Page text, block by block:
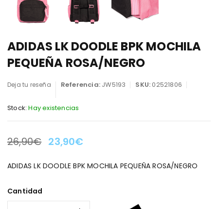
ADIDAS LK DOODLE BPK MOCHILA
PEQUEÑA ROSA/NEGRO
Deja tu reseña Referencia: JW5193 SKU:02521806
Stock: Hay existencias
LA OFERTA TERMINA EN:
26,90€ 23,90€
ADIDAS LK DOODLE BPK MOCHILA PEQUEÑA ROSA/NEGRO
Cantidad